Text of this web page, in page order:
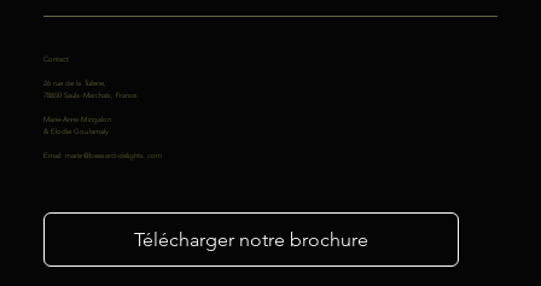
Contact
26 rue de la Tuilerie,
78650 Saulx-Marchais, France.
Marie-Anne Mingalon
& Elodie Goulamaly
Email:marie@beezard-delights.com
Télécharger notre brochure